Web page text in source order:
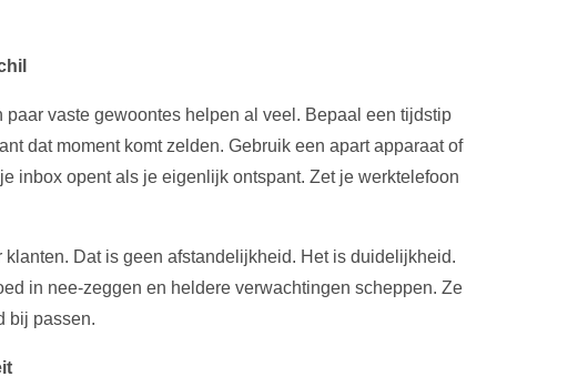
vaste gewoontes helpen al veel. Bepaal een tijdstip
dat moment komt zelden. Gebruik een apart apparaat of
inbox opent als je eigenlijk ontspant. Zet je werktelefoon
Dat is geen afstandelijkheid. Het is duidelijkheid.
in nee-zeggen en heldere verwachtingen scheppen. Ze
bij passen.